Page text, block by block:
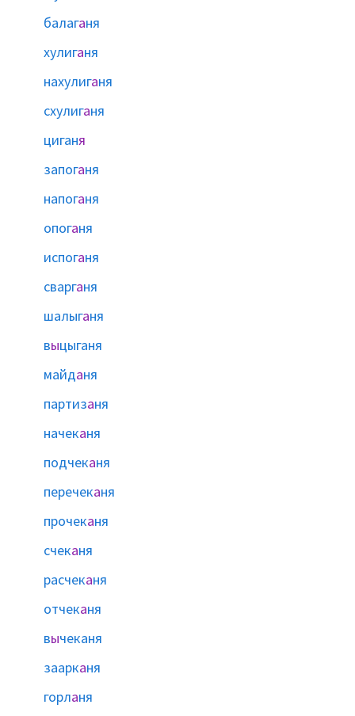
балаганя
хулиганя
нахулиганя
схулиганя
циганя
запоганя
напоганя
опоганя
испоганя
сварганя
шалыганя
выцыганя
майданя
партизаня
начеканя
подчеканя
перечеканя
прочеканя
счеканя
расчеканя
отчеканя
вычеканя
заарканя
горланя